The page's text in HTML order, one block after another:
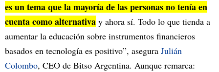
es un tema que la mayoría de las personas no tenía en
cuenta como alternativa y ahora sí. Todo lo que tienda a
aumentar la educación sobre instrumentos financieros
basados en tecnología es positivo”, asegura Julián
Colombo, CEO de Bitso Argentina. Aunque remarca: